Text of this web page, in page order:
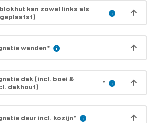
kan zowel links als
wanden*
dak (incl. boei &
dakhout)
*
deur incl. kozijn*